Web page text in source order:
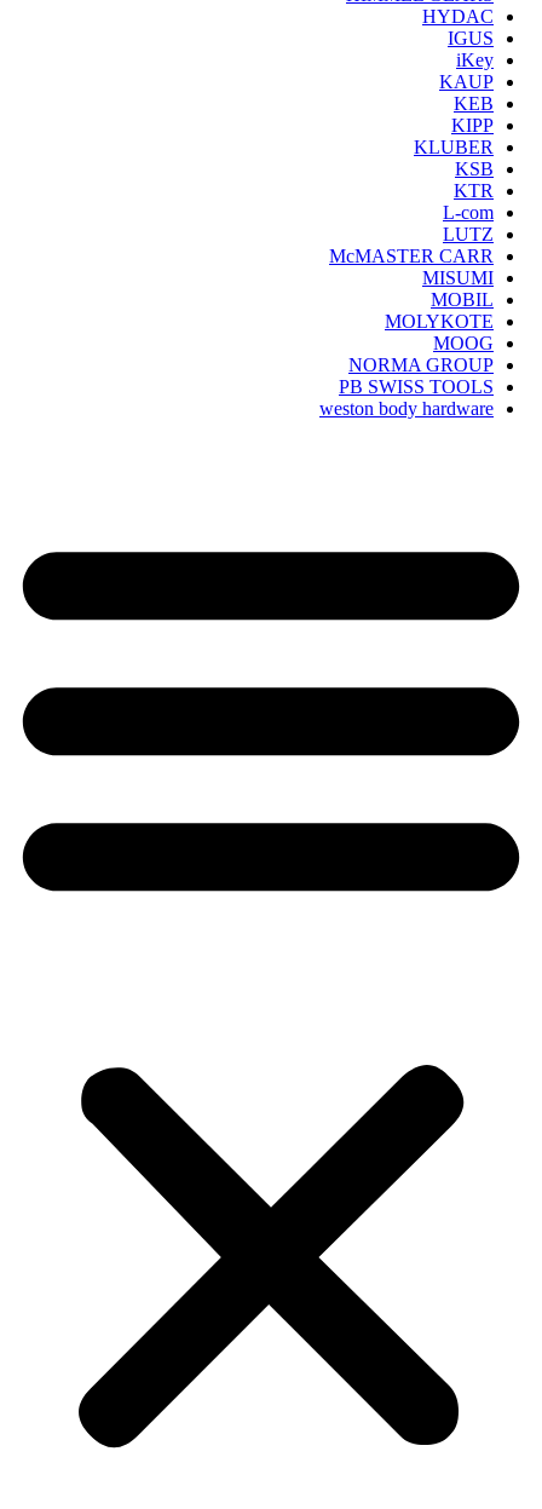
HYDAC
IGUS
iKey
KAUP
KEB
KIPP
KLUBER
KSB
KTR
L-com
LUTZ
McMASTER CARR
MISUMI
MOBIL
MOLYKOTE
MOOG
NORMA GROUP
PB SWISS TOOLS
weston body hardware